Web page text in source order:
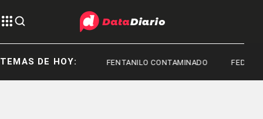
TEMAS DE HOY:
TOYOTA FENTANILO CONTAMINADO